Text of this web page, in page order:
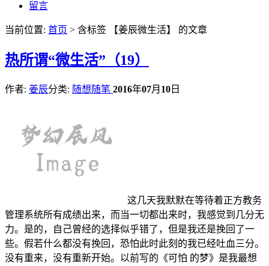
留言
当前位置: 首页 > 含标签 【姜辰微生活】 的文章
热所谓“微生活”（19）
作者: 姜辰分类: 随想随笔 2016年07月 10 日
这几天我默默在等待着正方教务
管理系统所有成绩出来，而当一切都出来时，我感觉到几分无
力。是的，自己曾经的选择似乎错了，但是我还是挽回了一
些。假若什么都没有挽回，恐怕此时此刻的我已经吐血三分。
没有重来，没有重新开始。以前写的《可怕 的梦》是我最想